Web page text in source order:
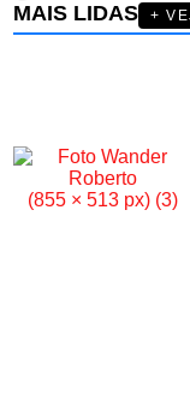
MAIS LIDAS +